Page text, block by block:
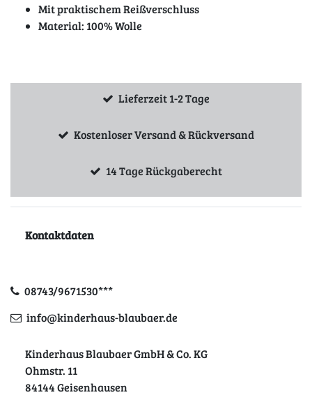
Mit praktischem Reißverschluss
Material: 100% Wolle
Lieferzeit 1-2 Tage
Kostenloser Versand & Rückversand
14 Tage Rückgaberecht
Kontaktdaten
08743/9671530***
info@kinderhaus-blaubaer.de
Kinderhaus Blaubaer GmbH & Co. KG
Ohmstr. 11
84144 Geisenhausen